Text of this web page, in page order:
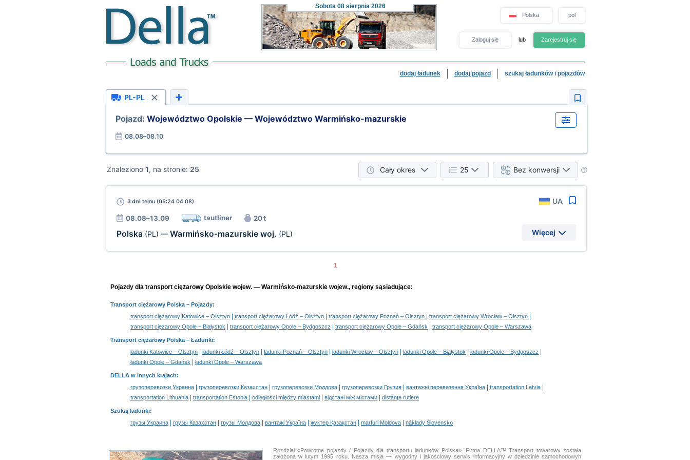
Sobota08 sierpnia 2026
Polska pol
Zaloguj się lub Zarejestruj się
dodaj ładunek dodaj pojazd szukaj ładunków i pojazdów
PL-PL
Pojazd: Województwo Opolskie — Województwo Warmińsko-mazurskie
08.08–08.10
Znaleziono 1, na stronie: 25 Cały okres 25 Bez konwersji
3 dnitemu (05:24 04.08) UA
08.08–13.09 tautliner 20 t
Polska (PL) — Warmińsko-mazurskie woj. (PL) Więcej
1
Pojazdy dla transport ciężarowy Opolskie wojew. — Warmińsko-mazurskie wojew., regiony sąsiadujące:
Transport ciężarowy Polska – Pojazdy:
transport ciężarowy Katowice – Olsztyn
transport ciężarowy Łódź – Olsztyn transport ciężarowy Poznań – Olsztyn transport ciężarowy Wrocław – Olsztyn
transport ciężarowy Opole – Białystok transport ciężarowy Opole – Bydgoszcz transport ciężarowy Opole – Gdańsk transport ciężarowy Opole – Warszawa
Transport ciężarowy Polska – Ładunki:
ładunki Katowice – Olsztyn
ładunki Łódź – Olsztyn ładunki Poznań – Olsztyn ładunki Wrocław – Olsztyn ładunki Opole – Białystok ładunki Opole – Bydgoszcz
ładunki Opole – Gdańsk ładunki Opole – Warszawa
DELLA w innych krajach:
грузоперевозки Украина
грузоперевозки Казахстан грузоперевозки Молдова грузоперевозки Грузия вантажні перевезення Україна transportation Latvia
transportation Lithuania transportation Estonia odległości między miastami відстані між містами distanţe rutiere
Szukaj ładunki:
грузы Украина
грузы Казахстан грузы Молдова вантажі Україна жүктер Қазақстан marfuri Moldova náklady Slovensko
Rozdział «Powrotne pojazdy / Pojazdy dla transportu ładunków Polska». Firma DELLA™ Transport towarowy została
założona w lutym 1995 roku. Nasza misja — wygodny i jakościowy serwis informacyjny w dziedzinie samochodowyh